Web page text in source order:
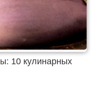
10 кулинарных